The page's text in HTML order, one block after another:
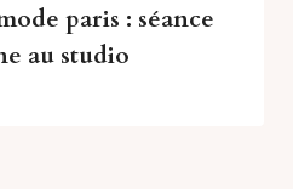
paris : séance
au studio